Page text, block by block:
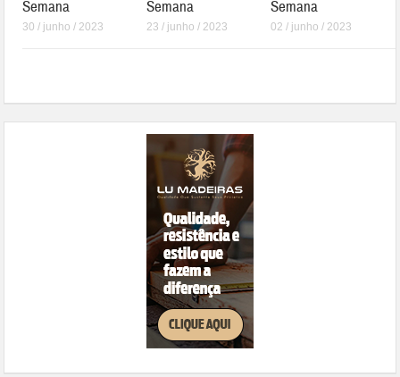
Semana
30 / junho / 2023
Semana
23 / junho / 2023
Semana
02 / junho / 2023